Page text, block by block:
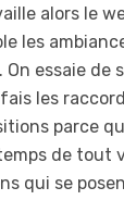
alors le
les
On essaie de
les
parce
de tout
qui se